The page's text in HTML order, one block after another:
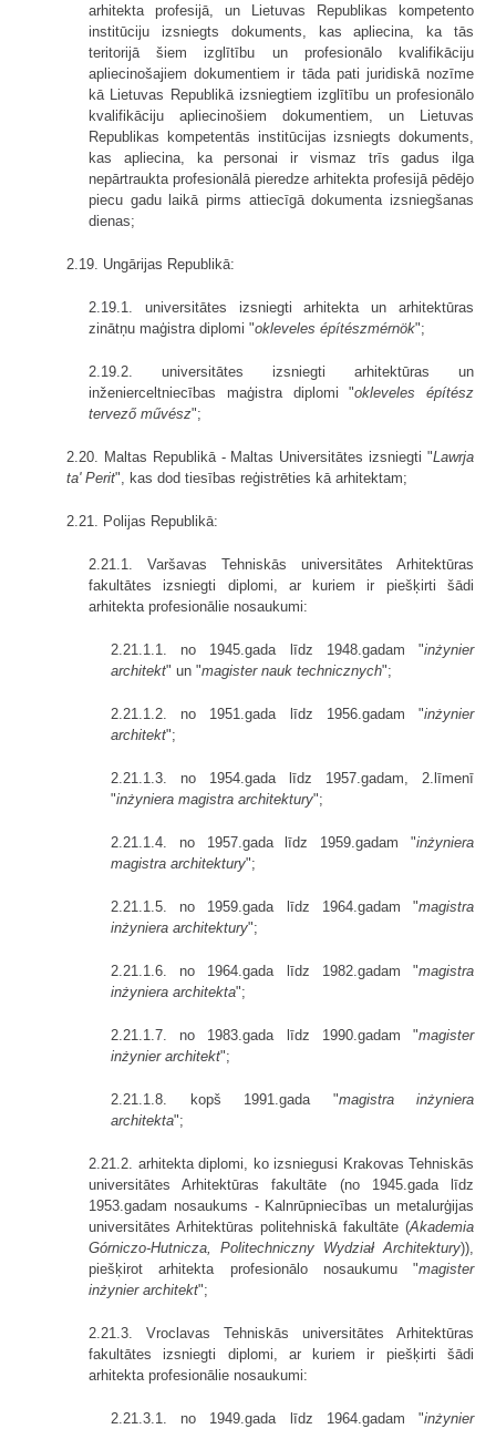
arhitekta profesijā, un Lietuvas Republikas kompetento
institūciju izsniegts dokuments, kas apliecina, ka tās
teritorijā šiem izglītību un profesionālo kvalifikāciju
apliecinošajiem dokumentiem ir tāda pati juridiskā nozīme
kā Lietuvas Republikā izsniegtiem izglītību un profesionālo
kvalifikāciju apliecinošiem dokumentiem, un Lietuvas
Republikas kompetentās institūcijas izsniegts dokuments,
kas apliecina, ka personai ir vismaz trīs gadus ilga
nepārtraukta profesionālā pieredze arhitekta profesijā pēdējo
piecu gadu laikā pirms attiecīgā dokumenta izsniegšanas
dienas;
2.19. Ungārijas Republikā:
2.19.1. universitātes izsniegti arhitekta un arhitektūras
zinātņu maģistra diplomi "okleveles építészmérnök";
2.19.2. universitātes izsniegti arhitektūras un
inženierceltniecības maģistra diplomi "okleveles építész
tervező művész";
2.20. Maltas Republikā - Maltas Universitātes izsniegti "Lawrja
ta' Perit", kas dod tiesības reģistrēties kā arhitektam;
2.21. Polijas Republikā:
2.21.1. Varšavas Tehniskās universitātes Arhitektūras
fakultātes izsniegti diplomi, ar kuriem ir piešķirti šādi
arhitekta profesionālie nosaukumi:
2.21.1.1. no 1945.gada līdz 1948.gadam "inżynier
architekt" un "magister nauk technicznych";
2.21.1.2. no 1951.gada līdz 1956.gadam "inżynier
architekt";
2.21.1.3. no 1954.gada līdz 1957.gadam, 2.līmenī
"inżyniera magistra arch­itek­tury";
2.21.1.4. no 1957.gada līdz 1959.gadam "inżyniera
magistra architektury";
2.21.1.5. no 1959.gada līdz 1964.gadam "magistra
inżyniera architektury";
2.21.1.6. no 1964.gada līdz 1982.gadam "magistra
inżyniera architekta";
2.21.1.7. no 1983.gada līdz 1990.gadam "magister
inżynier architekt";
2.21.1.8. kopš 1991.gada "magistra inżyniera
architekta";
2.21.2. arhitekta diplomi, ko izsniegusi Krakovas Tehniskās
universitātes Arhitektūras fakultāte (no 1945.gada līdz
1953.gadam nosaukums - Kalnrūp­niecības un metalurģijas
universitātes Arhitektūras politehniskā fakultāte (Akademia
Górniczo-Hutnicza, Politechniczny Wydział Architektury)),
piešķirot arhitekta profesionālo nosaukumu "magister
inżynier architekt";
2.21.3. Vroclavas Tehniskās universitātes Arhitektūras
fakultātes izsniegti diplomi, ar kuriem ir piešķirti šādi
arhitekta profesionālie nosaukumi:
2.21.3.1. no 1949.gada līdz 1964.gadam "inżynier